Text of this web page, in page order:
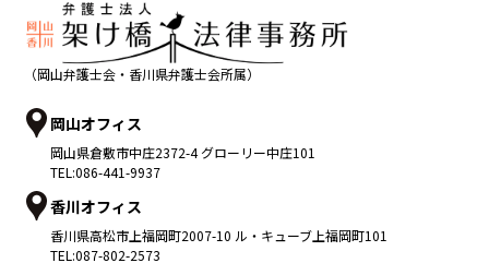
（岡山弁護士会・香川県弁護士会所属）
岡山オフィス
岡山県倉敷市中庄2372-4 グローリー中庄101
TEL:086-441-9937
香川オフィス
香川県高松市 上福岡町2007-10 ル・キューブ上福岡町101
TEL:087-802-2573